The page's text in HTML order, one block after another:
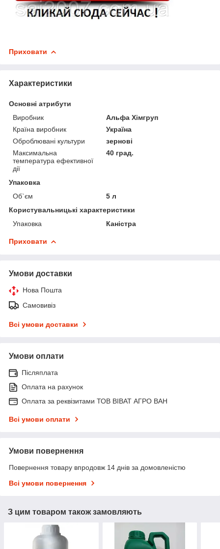
Приховати
Характеристики
Основні атрибути
Виробник
Альфа Хімгруп
Країна виробник
Україна
Оброблювані культури
зернові
Максимальна
температура ефективної
дії
40 град.
Упаковка
Об`єм
5 л
Користувальницькі характеристики
Упаковка
Каністра
Приховати
Умови доставки
Нова Пошта
Самовивіз
Всі умови доставки
Умови оплати
Післяплата
Оплата на рахунок
Оплата за реквізитами ТОВ ВІВАТ АГРО ВАН
Всі умови оплати
Умови повернення
Повернення товару впродовж 14 днів за домовленістю
Всі умови повернення
З цим товаром також замовляють